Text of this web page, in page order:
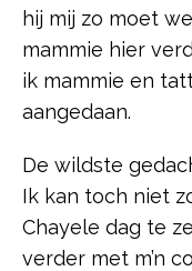
hij mij zo moet
mammie hier
ik mammie en
aangedaan.
De wildste
Ik kan toch niet
Chayele dag te
verder met m’n